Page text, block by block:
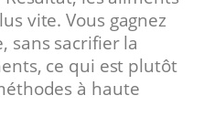
vite. Vous gagnez
sans sacrifier la
ce qui est plutôt
à haute